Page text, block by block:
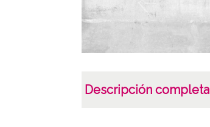
Descripción completa